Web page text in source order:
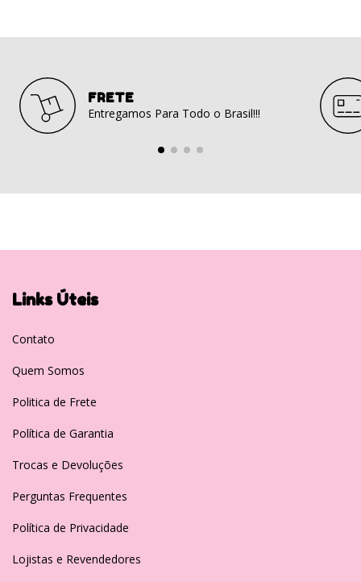
FRETE
Entregamos Para Todo o Brasil!!!
Links Úteis
Contato
Quem Somos
Politica de Frete
Política de Garantia
Trocas e Devoluções
Perguntas Frequentes
Política de Privacidade
Lojistas e Revendedores